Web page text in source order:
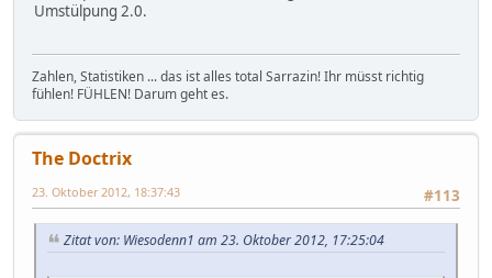
Umstülpung 2.0.
Zahlen, Statistiken ... das ist alles total Sarrazin! Ihr müsst richtig
fühlen! FÜHLEN! Darum geht es.
The Doctrix
#113
23. Oktober 2012, 18:37:43
Zitat von: Wiesodenn1 am 23. Oktober 2012, 17:25:04